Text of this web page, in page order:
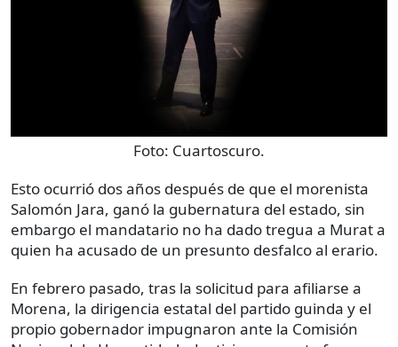
Foto: Cuartoscuro.
Esto ocurrió dos años después de que el morenista
Salomón Jara, ganó la gubernatura del estado, sin
embargo el mandatario no ha dado tregua a Murat a
quien ha acusado de un presunto desfalco al erario.
En febrero pasado, tras la solicitud para afiliarse a
Morena, la dirigencia estatal del partido guinda y el
propio gobernador impugnaron ante la Comisión